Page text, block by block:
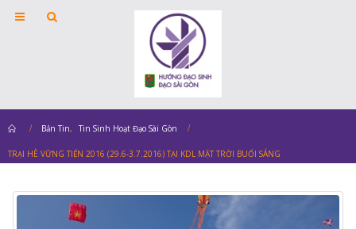
HomeBản Tin, Tin Sinh Hoạt Đạo Sài Gòn
TRẠI HÈ VỮNG TIẾN 2016 (29.6-3.7.2016) TẠI KDL MẶT TRỜI BUỔI SÁNG